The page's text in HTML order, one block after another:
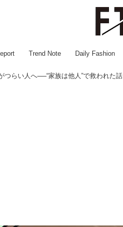
Trend Note Daily Fashion
つらい人へ──“家族は他人”で救われた話